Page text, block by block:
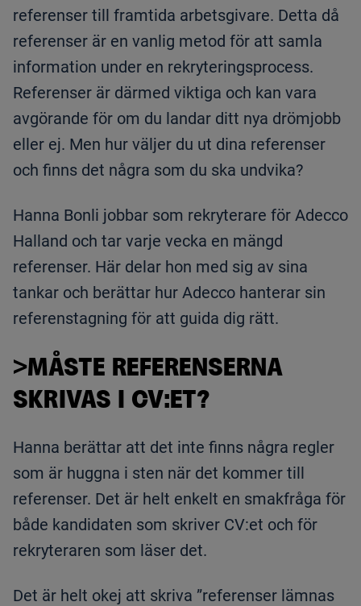
referenser till framtida arbetsgivare. Detta då
referenser är en vanlig metod för att samla
information under en rekryteringsprocess.
Referenser är därmed viktiga och kan vara
avgörande för om du landar ditt nya drömjobb
eller ej. Men hur väljer du ut dina referenser
och finns det några som du ska undvika?
Hanna Bonli jobbar som rekryterare för Adecco
Halland och tar varje vecka en mängd
referenser. Här delar hon med sig av sina
tankar och berättar hur Adecco hanterar sin
referenstagning för att guida dig rätt.
>MÅSTE REFERENSERNA
SKRIVAS I CV:ET?
Hanna berättar att det inte finns några regler
som är huggna i sten när det kommer till
referenser. Det är helt enkelt en smakfråga för
både kandidaten som skriver CV:et och för
rekryteraren som läser det.
Det är helt okej att skriva ”referenser lämnas